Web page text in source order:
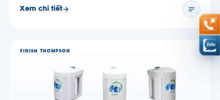
Xem chi tiết
FINISH THOMPSON